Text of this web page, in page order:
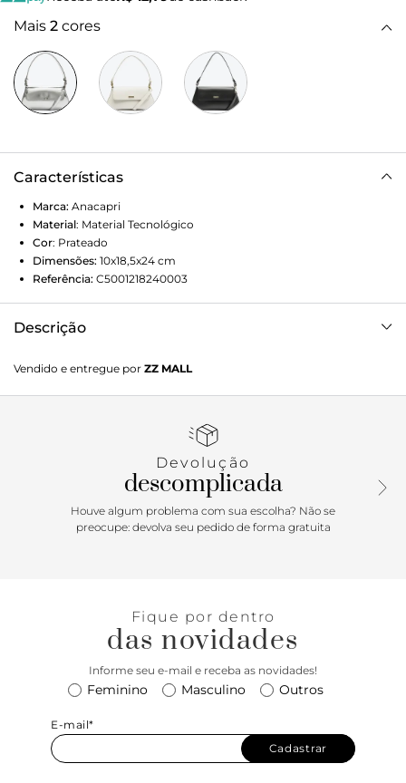
Mais 2 cores
Características
Marca: Anacapri
Material: Material Tecnológico
Cor: Prateado
Dimensões: 10x18,5x24 cm
Referência: C5001218240003
Descrição
shape trendy estruturado com acabamento arredondado
nos cantos, o modelo possui duas alças: uma transversal,
“dois em um” pode ser usada a tiracolo ou como bolsa
envernizado e forrada na parte interna, apresenta fecho em
tampo com botão de ímã e contorno delicado em
pesponto na capa. O modelo traz nova assinatura exclusiva
centralizada na capa frontal em placa metálica com
Anacapri cheia de atitude e muita praticidade. Urbana,
moderna e prática, com opções de uso transversal, a
easy chic nas suas produções. Você escolhe o mood ideal
que combina com o look do dia! Vai ser um vício total! o/
Vendido e entregue por ZZ MALL
Devolução
descomplicada
Houve algum problema com sua escolha? Não se
preocupe: devolva seu pedido de forma gratuita
Fique por dentro
das novidades
Informe seu e-mail e receba as novidades!
Feminino Masculino Outros
E-mail*
Cadastrar